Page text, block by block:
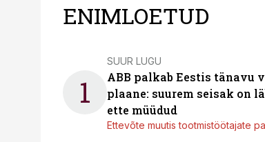
ENIMLOETUD
1
SUUR LUGU
ABB palkab Eestis tänavu
plaane: suurem seisak on
ette müüdud
Ettevõte muutis tootmistöötajate